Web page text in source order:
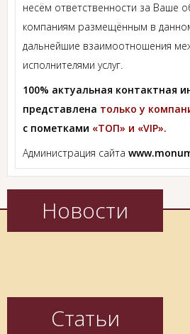
несём ответственности за Ваше
компаниям размещённым в
дальнейшие взаимоотношения
исполнителями услуг.
100% актуальная контактная
представлена только у
с пометками «ТОП» и «VIP».
Администрация сайта
Новости
Статьи